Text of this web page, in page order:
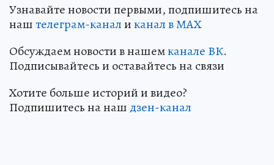
Узнавайте новости первыми, подпишитесь на
наштелеграм-каналиканал в МАХ
Обсуждаем новости в нашемканале ВК.
Подписывайтесь и оставайтесь на связи
Хотите больше историй и видео?
Подпишитесь на наш дзен-канал